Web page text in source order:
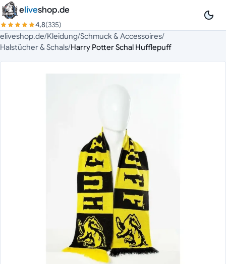
Zum Inhalt springen
eliveshop.de
4,8(335)
eliveshop.de/Kleidung/Schmuck & Accessoires/
Halstücher & Schals/Harry Potter Schal Hufflepuff